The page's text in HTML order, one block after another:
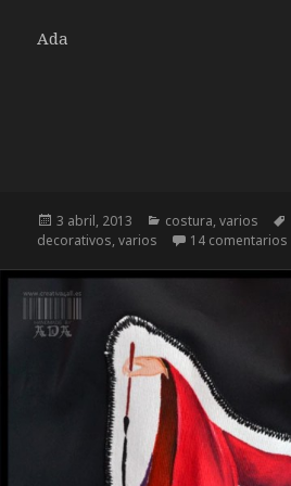
Ada
Publicado
el
3 abril, 2013 Categorías
costura,varios
decorativos,varios 14 comentarios